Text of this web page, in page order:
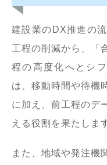
建設業のDX推進の
工程の削減から、「
程の高度化へとシ
は、移動時間や待機
に加え、前工程のデ
える役割を果たしま
また、地域や発注機